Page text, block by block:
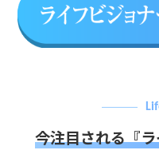
今注目される『